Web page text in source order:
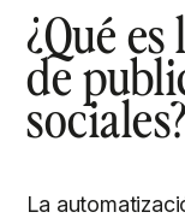
¿Qué
de
La